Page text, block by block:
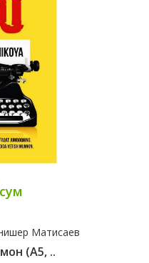
Матисаев
(А5, ..